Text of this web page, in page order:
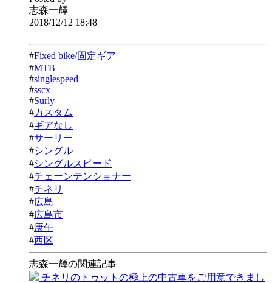
志森一輝
2018/12/12 18:48
#Fixed bike/固定ギア
#MTB
#singlespeed
#sscx
#Surly
#カスタム
#ギアなし
#サーリー
#シングル
#シングルスピード
#チェーンテンショナー
#チネリ
#広島
#広島市
#庚午
#西区
志森一輝の関連記事
チネリのトゥットの極上の中古車をご用意できまし